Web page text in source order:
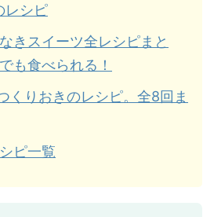
レシピ
きスイーツ全レシピまと
も食べられる！
くりおきのレシピ。全8回ま
ピ一覧